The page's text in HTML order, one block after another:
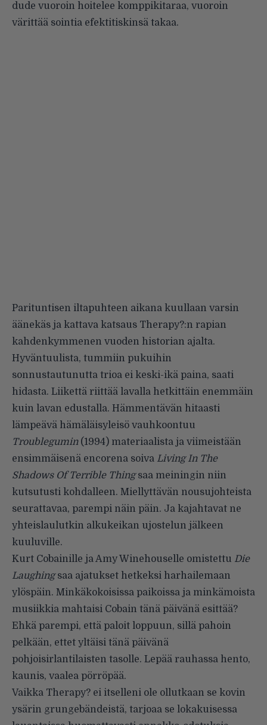
dude vuoroin hoitelee komppikitaraa, vuoroin
värittää sointia efektitiskinsä takaa.
Parituntisen iltapuhteen aikana kuullaan varsin
äänekäs ja kattava katsaus Therapy?:n rapian
kahdenkymmenen vuoden historian ajalta.
Hyväntuulista, tummiin pukuihin
sonnustautunutta trioa ei keski-ikä paina, saati
hidasta. Liikettä riittää lavalla hetkittäin enemmäin
kuin lavan edustalla. Hämmentävän hitaasti
lämpeävä hämäläisyleisö vauhkoontuu
Troublegumin(1994) materiaalista ja viimeistään
ensimmäisenä encorena soiva Living In The
Shadows Of Terrible Thingsaa meiningin niin
kutsutusti kohdalleen. Miellyttävän nousujohteista
seurattavaa, parempi näin päin. Ja kajahtavat ne
yhteislaulutkin alkukeikan ujostelun jälkeen
kuuluville.
Kurt Cobainille ja Amy Winehouselle omistettu Die
Laughingsaa ajatukset hetkeksi harhailemaan
ylöspäin. Minkäkokoisissa paikoissa ja minkämoista
musiikkia mahtaisi Cobain tänä päivänä esittää?
Ehkä parempi, että paloit loppuun, sillä pahoin
pelkään, ettet yltäisi tänä päivänä
pohjoisirlantilaisten tasolle. Lepää rauhassa hento,
kaunis, vaalea pörröpää.
Vaikka Therapy? ei itselleni ole ollutkaan se kovin
ysärin grungebändeistä, tarjoaa se lokakuisessa